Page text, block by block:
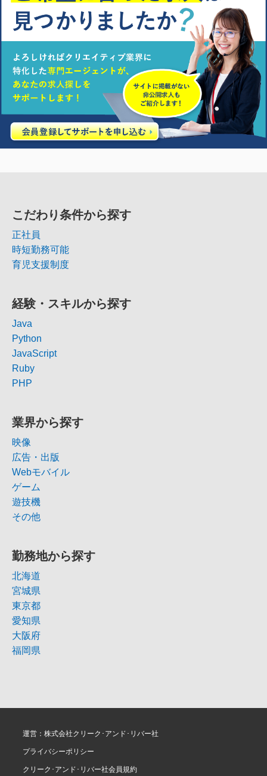
こだわり条件から探す
正社員
時短勤務可能
育児支援制度
経験・スキルから探す
Java
Python
JavaScript
Ruby
PHP
業界から探す
映像
広告・出版
Webモバイル
ゲーム
遊技機
その他
勤務地から探す
北海道
宮城県
東京都
愛知県
大阪府
福岡県
運営：株式会社クリーク･アンド･リバー社
プライバシーポリシー
クリーク･アンド･リバー社会員規約